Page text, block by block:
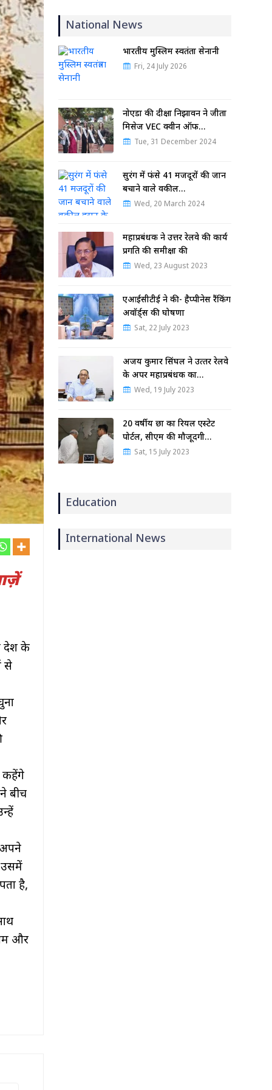
देश के
से
कहेंगे
बीच
उसमें
है,
और
National News
भारतीय मुस्लिम स्वतंत्रता सेनानी
Fri, 24 July 2026
नोएडा की दीक्षा निझावन ने जीता
मिसेज VEC क्वीन ऑफ…
Tue, 31 December 2024
सुरंग में फंसे 41 मजदूरों की जान
बचाने वाले वकील…
Wed, 20 March 2024
महाप्रबंधक ने उत्तर रेलवे की कार्य
प्रगति की समीक्षा की
Wed, 23 August 2023
एआईसीटीई ने की- हैप्पीनेस रैंकिंग
अवॉर्ड्स की घोषणा
Sat, 22 July 2023
अजय कुमार सिंघल ने उत्‍तर रेलवे
के अपर महाप्रबंधक का…
Wed, 19 July 2023
20 वर्षीय छात्र का रियल एस्टेट
पोर्टल, सीएम की मौजूदगी…
Sat, 15 July 2023
Education
International News